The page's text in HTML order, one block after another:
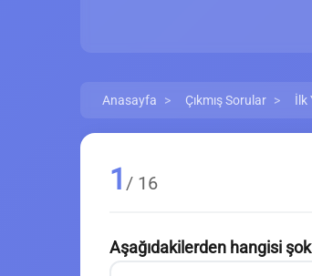
Anasayfa Çıkmış Sorular İlk
1 / 16
Aşağıdakilerden hangisi